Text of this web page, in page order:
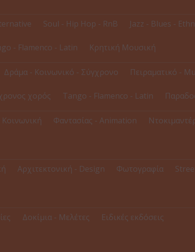
Soul - Hip Hop - RnB Jazz - Blues -
- Flamenco - Latin Κρητική Μουσική
Δράμα - Κοινωνικό - Σύγχρονο Πειραματικό -
χορός Tango - Flamenco - Latin
Φαντασίας - Animation
Αρχιτεκτονική - Design Φωτογραφία
Δοκίμια - Μελέτες Ειδικές εκδόσεις